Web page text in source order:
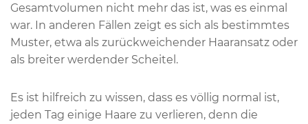
Gesamtvolumen nicht mehr das ist, was es einmal
war. In anderen Fällen zeigt es sich als bestimmtes
Muster, etwa als zurückweichender Haaransatz oder
als breiter werdender Scheitel.
Es ist hilfreich zu wissen, dass es völlig normal ist,
jeden Tag einige Haare zu verlieren, denn die